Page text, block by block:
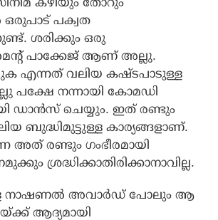
പക്വത
ശരിക്കും ഒരു
പാക്കേജ് ആണ് അല്ലു.
എന്നത് വലിയ കഷ്ടപാടുള്ള
പക്ഷേ നന്നായി കോമഡി
ഡാന്‍സ് ചെയ്യും. ഇത് രണ്ടും
ബുദ്ധിമുട്ടുള്ള കാര്യങ്ങളാണ്.
അത് രണ്ടും ഗംഭീരമായി
ശ്രദ്ധിക്കാതിരിക്കാനാവില്ല.
നാഷണല്‍ അവാര്‍ഡ് പോലും ആ
ആദ്യമായി